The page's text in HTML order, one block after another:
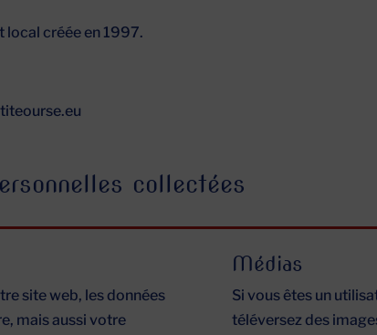
local créée en 1997.
collectées
site web, les données
mais aussi votre
Médias
Si vous êtes un
téléversez des